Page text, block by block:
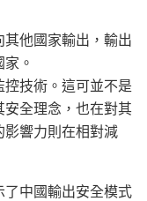
其他國家輸出，輸出
。
技術。這可並不是
全理念，也在對其
影響力則在相對減
中國輸出安全模式